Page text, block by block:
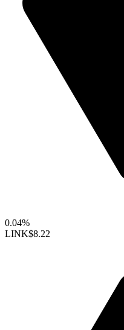
0.04%
LINK$8.22